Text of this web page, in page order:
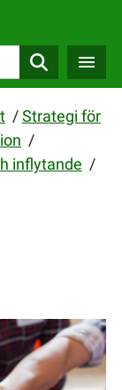
Sök
/Strategi för
/
inflytande /